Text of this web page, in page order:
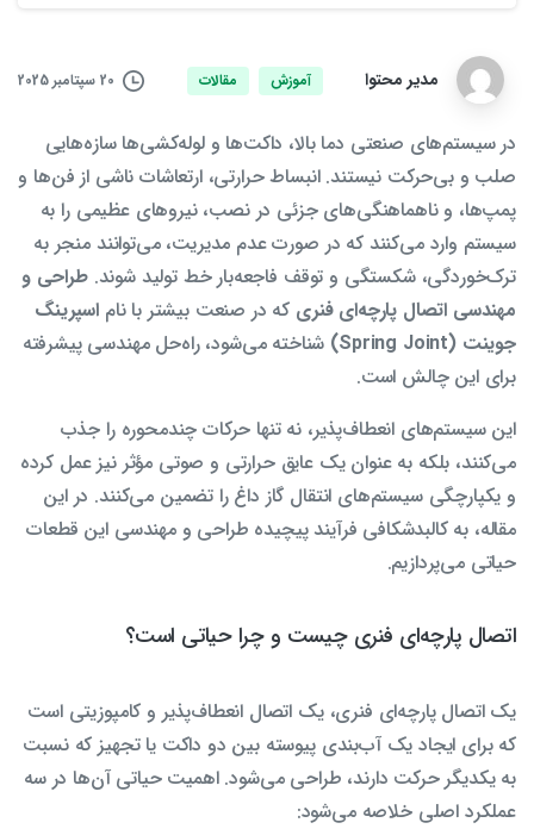
مدیر محتوا آموزش مقالات 20 سپتامبر 2025
در سیستم‌های صنعتی دما بالا، داکت‌ها و لوله‌کشی‌ها سازه‌هایی
صلب و بی‌حرکت نیستند. انبساط حرارتی، ارتعاشات ناشی از فن‌ها و
پمپ‌ها، و ناهماهنگی‌های جزئی در نصب، نیروهای عظیمی را به
سیستم وارد می‌کنند که در صورت عدم مدیریت، می‌توانند منجر به
ترک‌خوردگی، شکستگی و توقف فاجعه‌بار خط تولید شوند.طراحی و
مهندسی اتصال پارچه‌ای فنری که در صنعت بیشتر با نام اسپرینگ
جوینت (Spring Joint)
شناخته می‌شود، راه‌حل مهندسی پیشرفته
برای این چالش است.
این سیستم‌های انعطاف‌پذیر، نه تنها حرکات چندمحوره را جذب
می‌کنند، بلکه به عنوان یک عایق حرارتی و صوتی مؤثر نیز عمل کرده
و یکپارچگی سیستم‌های انتقال گاز داغ را تضمین می‌کنند. در این
مقاله، به کالبدشکافی فرآیند پیچیده طراحی و مهندسی این قطعات
حیاتی می‌پردازیم.
اتصال پارچه‌ای فنری چیست و چرا حیاتی است؟
یک اتصال پارچه‌ای فنری، یک اتصال انعطاف‌پذیر و کامپوزیتی است
که برای ایجاد یک آب‌بندی پیوسته بین دو داکت یا تجهیز که نسبت
به یکدیگر حرکت دارند، طراحی می‌شود. اهمیت حیاتی آن‌ها در سه
عملکرد اصلی خلاصه می‌شود: